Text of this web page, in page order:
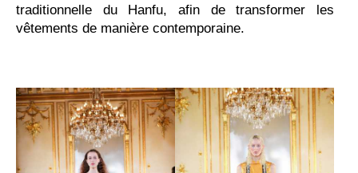
traditionnelle du Hanfu, afin de transformer les
vêtements de manière contemporaine.